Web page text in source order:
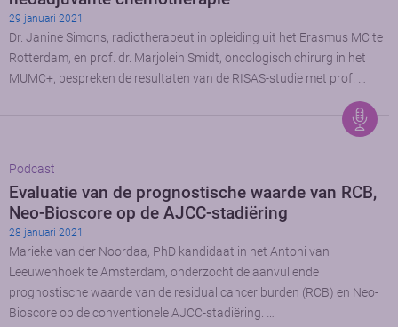
29 januari 2021
Dr. Janine Simons, radiotherapeut in opleiding uit het Erasmus MC te
Rotterdam, en prof. dr. Marjolein Smidt, oncologisch chirurg in het
MUMC+, bespreken de resultaten van de RISAS-studie met prof. …
Podcast
Evaluatie van de prognostische waarde van RCB,
Neo-Bioscore op de AJCC-stadiëring
28 januari 2021
Marieke van der Noordaa, PhD kandidaat in het Antoni van
Leeuwenhoek te Amsterdam, onderzocht de aanvullende
prognostische waarde van de residual cancer burden (RCB) en Neo-
Bioscore op de conventionele AJCC-stadiëring. …